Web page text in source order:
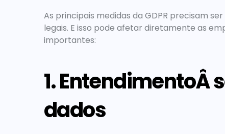
As principais medidas da GDPR precisam
legais. E isso pode afetar diretamente as
importantes:
1. EntendimentoÂ
dados